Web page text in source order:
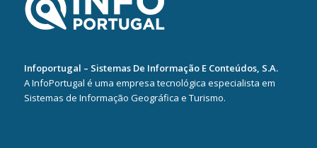
Infoportugal – Sistemas De Informação E Conteúdos, S.A.
A InfoPortugal é uma empresa tecnológica especialista em
Sistemas de Informação Geográfica e Turismo.